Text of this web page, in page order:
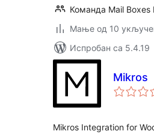
Команда Mail Boxes
Мање од 10
Испробан са 5.4.19
Mikros
Mikros Integration for